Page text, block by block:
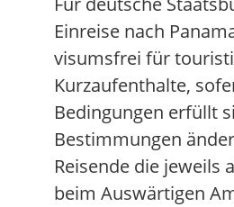
Einreise nach
visumsfrei für
Kurzaufenthalte,
Bedingungen erfüllt
Bestimmungen
Reisende die jeweils
beim Auswärtigen